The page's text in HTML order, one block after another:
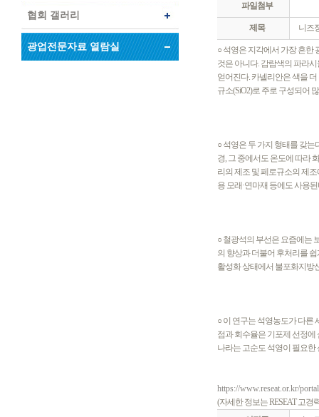
협회 갤러리
광업전문자료 열람실
파일첨부
제목 니즈
○ 석영은 지각에서 가장 흔한
것은 아니다. 감람색의 파라
얻어진다. 카넬리안은 색을
규소(SiO2)로 주로 구성되어
○ 석영은 두 가지 형태를 갖는
경, 그 중에서도 온도에 따라
리의 제조 및 페로규소의 제
용 모래·연마재 등에도 사용된
○ 철광석의 부선은 요즘에는
의 향상과 더불어 후처리를
활성화 상태에서 불포화지방
○ 이 연구는 석영농도가 다른
점과 회수율은 기포제 선정에
나라는 고순도 석영이 필요
https://www.reseat.or.kr/
(자세한 정보는 RESEAT 고